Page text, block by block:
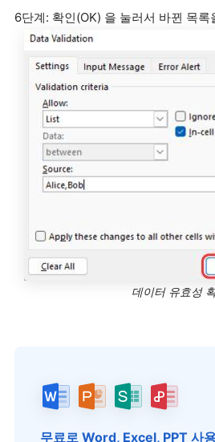
6단계: 확인(OK) 을 눌러서 바뀐 목록
데이터 유효성
무료로 Word, Excel, PPT 사